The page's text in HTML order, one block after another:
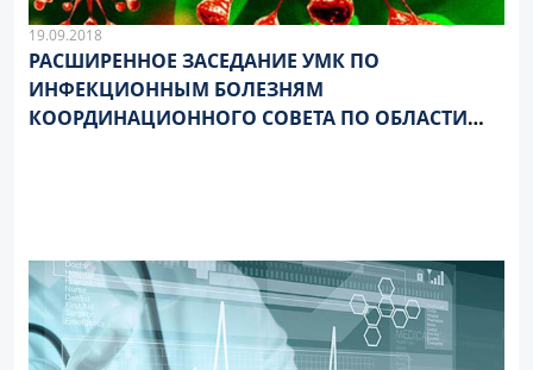
19.09.2018
РАСШИРЕННОЕ ЗАСЕДАНИЕ УМК ПО
ИНФЕКЦИОННЫМ БОЛЕЗНЯМ
КООРДИНАЦИОННОГО СОВЕТА ПО ОБЛАСТИ
УГРОЗЫ ПРАКТИКЕ ЗДРАВООХРАНЕНИЯ